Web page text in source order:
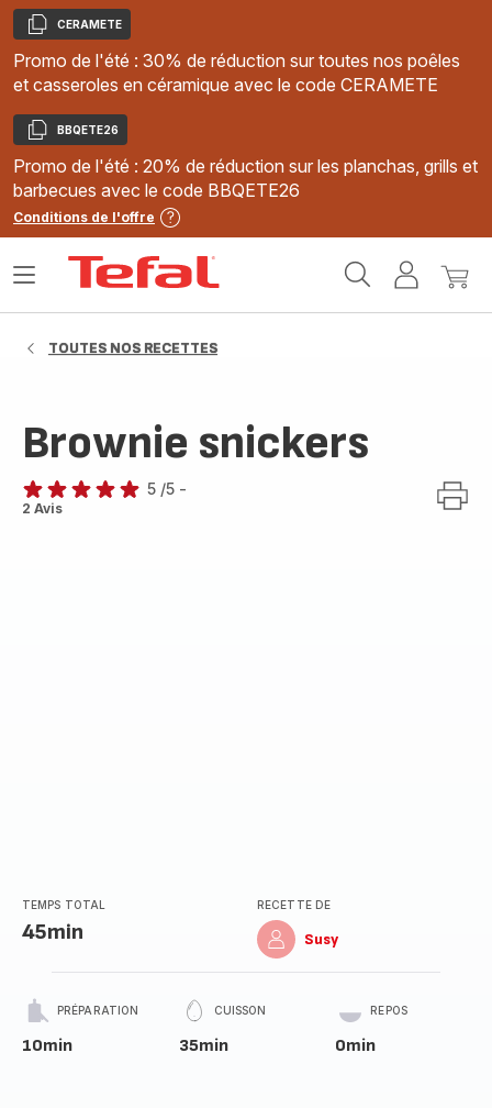
Copier
CERAMETE
Promo de l'été : 30% de réduction sur toutes nos poêles
et casseroles en céramique avec le code CERAMETE
Copier
BBQETE26
Promo de l'été : 20% de réduction sur les planchas, grills et
barbecues avec le code BBQETE26
Conditions de l'offre
MonMon
Ouvrir
TOUTES NOS RECETTES
Brownie snickers
Avis
5 /5 -
2 Avis
TEMPS TOTAL
45min
RECETTE DE
Susy
PRÉPARATION
10min
CUISSON
35min
REPOS
0min